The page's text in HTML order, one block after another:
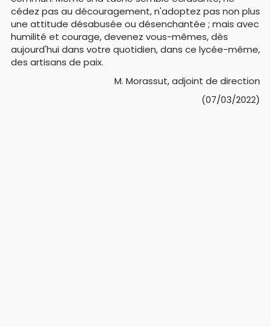
cédez pas au découragement, n'adoptez pas non plus
une attitude désabusée ou désenchantée ; mais avec
humilité et courage, devenez vous-mêmes, dès
aujourd'hui dans votre quotidien, dans ce lycée-même,
des artisans de paix.
M. Morassut, adjoint de direction
(07/03/2022)